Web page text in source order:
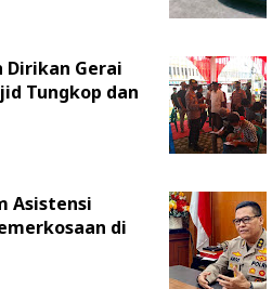
Dirikan Gerai
Tungkop dan
Asistensi
di